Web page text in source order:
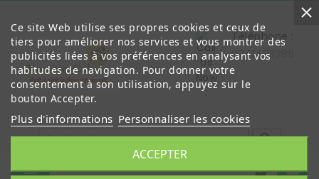
Téléphone :
0241403285



Ce site Web utilise ses propres cookies et ceux de
tiers pour améliorer nos services et vous montrer des
publicités liées à vos préférences en analysant vos
habitudes de navigation. Pour donner votre
consentement à son utilisation, appuyez sur le
bouton Accepter.
Plus d'informations Personnaliser les cookies
ACCEPTER